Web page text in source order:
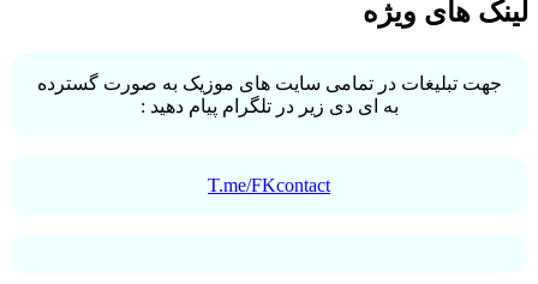
لینک های ویژه
جهت تبلیغات در تمامی سایت های موزیک به صورت گسترده
به ای دی زیر در تلگرام پیام دهید :
T.me/FKcontact